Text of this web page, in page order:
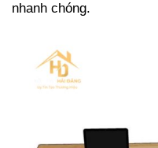
nhanh chóng.